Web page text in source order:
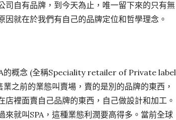
自有品牌，到今天為止，唯一留下來的只有無
就在於我們有自己的品牌定位和哲學理念。
的概念 (全稱Speciality retailer of Private label
之前的業態叫賣場，賣的是別的品牌的東西，
裡面賣自己品牌的東西，自己做設計和加工。
就叫SPA，這種業態利潤要高得多。當前全球